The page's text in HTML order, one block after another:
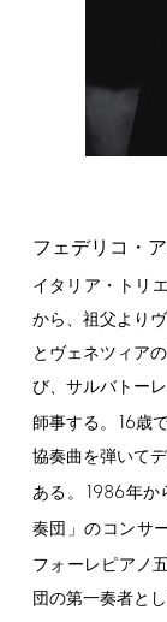
フェデリコ・
イタリア・トリ
から、祖父より
とヴェネツィア
び、サルバトー
師事する。
16歳
協奏曲を弾いて
ある。
1986年か
奏団」のコンサ
フォーレピアノ
団の第一奏者とし